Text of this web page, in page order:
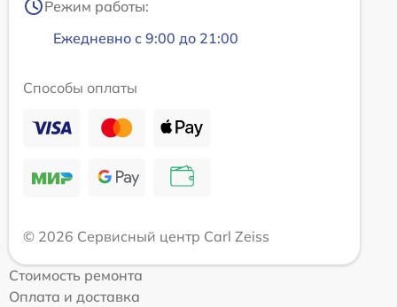
Режим работы:
Ежедневно с 9:00 до 21:00
Способы оплаты
© 2026 Сервисный центр Carl Zeiss
Стоимость ремонта
Оплата и доставка